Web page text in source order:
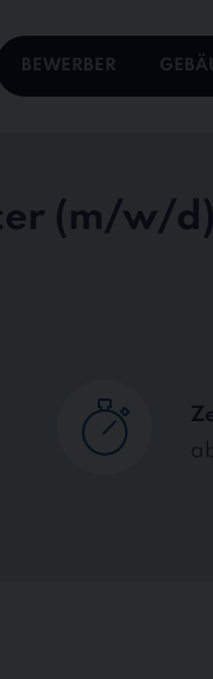
BEWERBER